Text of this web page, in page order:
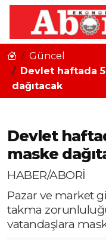
Güncel
Devlet haftada
dağıtacak
Devlet
maske
HABER/ABORİ
Pazar ve market
takma
vatandaşlara